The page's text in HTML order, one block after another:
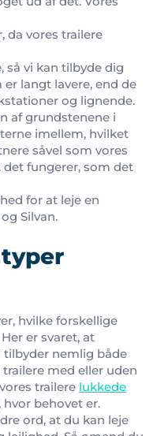
da vores trailere
så vi kan tilbyde dig
langt lavere, end de
og lignende.
af grundstenene i
imellem, hvilket
såvel som vores
det fungerer, som det
for at leje en
Silvan.
hvilke forskellige
er svaret, at
tilbyder nemlig både
med eller uden
trailere lukkede
hvor behovet er.
ord, at du kan leje